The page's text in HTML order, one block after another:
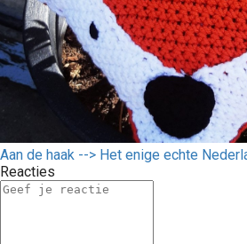
Aan de haak --> Het enige echte
Reacties